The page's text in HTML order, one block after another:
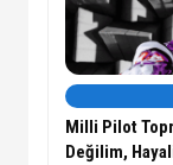
Milli Pilot
Değilim,